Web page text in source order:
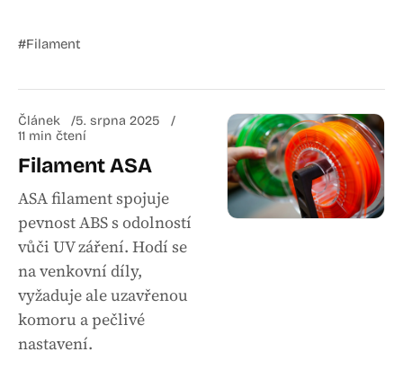
#Filament
Článek
5. srpna 2025
11 min čtení
Filament ASA
ASA filament spojuje
pevnost ABS s odolností
vůči UV záření. Hodí se
na venkovní díly,
vyžaduje ale uzavřenou
komoru a pečlivé
nastavení.